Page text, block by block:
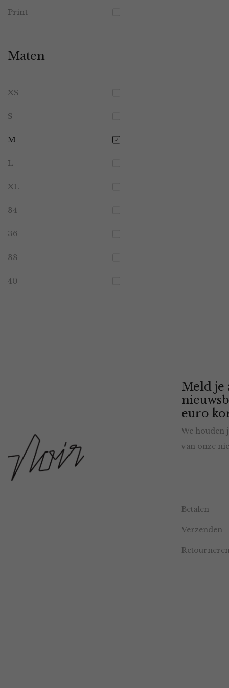
Print
Maten
XS
S
M
L
XL
34
36
38
40
Meld je
euro
We houden
van onze
Betalen
Verzenden